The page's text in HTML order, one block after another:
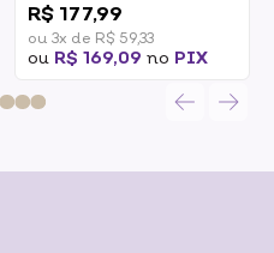
R$ 177,99
ou 3x de R$ 59,33
ou R$ 169,09 no PIX